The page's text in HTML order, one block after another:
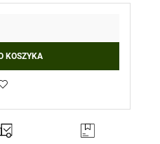
KOSZYKA